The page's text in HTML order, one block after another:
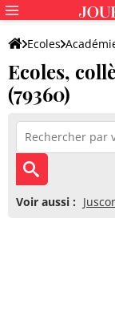
Ecoles
Ecoles,
(79360)
Voir aussi :